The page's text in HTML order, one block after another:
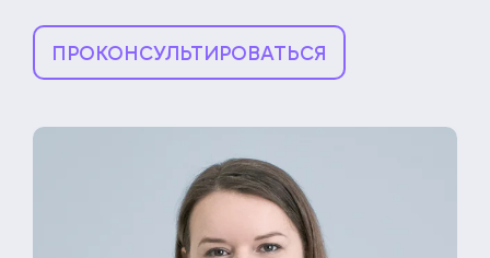
ПРОКОНСУЛЬТИРОВАТЬСЯ
ПРОДОЛЖИТЬ
Многопрофильная клиника на Введенского
Москва, ул. Введенского, 24Б
Клиника на Карамышевской набережной
Москва, Карамышевская наб., 2А
+7 (499) 288-80-36